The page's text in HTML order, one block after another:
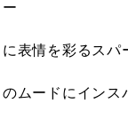
表情を彩るスパ
ムードにインス